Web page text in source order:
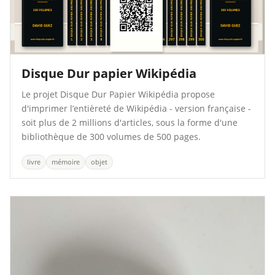
Disque Dur papier Wikipédia
Le projet Disque Dur Papier Wikipédia propose
d'imprimer l’entièreté de Wikipédia - version française -
soit plus de 2 millions d'articles, sous la forme d'une
bibliothèque de 300 volumes de 500 pages.
livre mémoire objet